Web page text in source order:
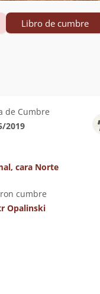
Libro de cumbre
de Cumbre
2019
cara Norte
cumbre
Opalinski